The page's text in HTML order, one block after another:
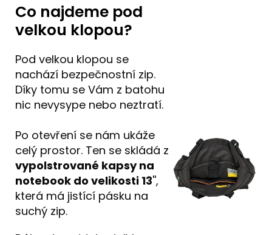
Co najdeme pod
velkou klopou?
Pod velkou klopou se
nachází bezpečnostní zip.
Díky tomu se Vám z batohu
nic nevysype nebo neztratí.
Po otevření se nám ukáže
celý prostor. Ten se skládá z
vypolstrované kapsy na
notebook do velikosti 13'',
která má jistící pásku na
suchý zip.